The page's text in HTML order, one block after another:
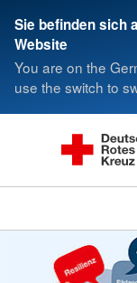
Sie befinden sich
Website
You are on the
use the switch to